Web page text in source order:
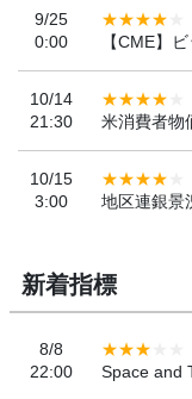
9/25
0:00
【CME】
10/14
21:30
米消費者物
10/15
3:00
地区連銀景
新着指標
8/8
22:00
Space and